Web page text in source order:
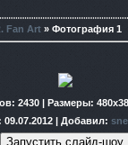
Fan Art » Фотография 1
: 2430 | Размеры:
: 09.07.2012 |Добавил: